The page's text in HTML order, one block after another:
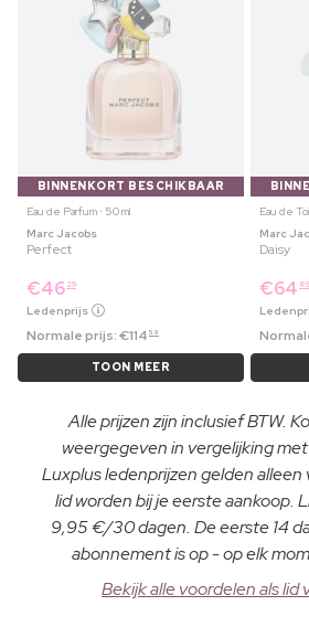
BINNENKORT BESCHIKBAAR
Eau de Parfum ⋅ 50 ml
Marc Jacobs
Perfect
€46 29
Ledenprijs
Normale prijs:€114 59
TOON MEER
Eau de
Marc
Daisy
€64 89
Alle prijzen zijn inclusief BTW.
weergegeven in vergelijking
Luxplus ledenprijzen gelden
lid worden bij je eerste aankoop.
9,95 €/30 dagen. De eerste 14
abonnement is op - op elk
Bekijk alle voordelen als lid